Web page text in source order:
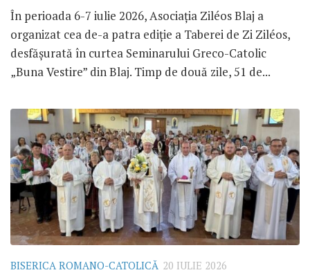
În perioada 6-7 iulie 2026, Asociația Ziléos Blaj a
organizat cea de-a patra ediție a Taberei de Zi Ziléos,
desfășurată în curtea Seminarului Greco-Catolic
„Buna Vestire” din Blaj. Timp de două zile, 51 de...
BISERICA ROMANO-CATOLICĂ 20 IULIE 2026